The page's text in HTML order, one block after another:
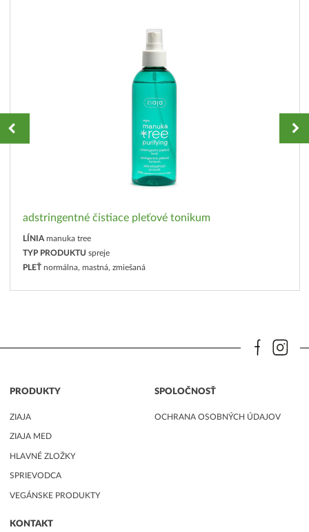
adstringentné čistiace pleťové tonikum
LÍNIA manuka tree
TYP PRODUKTU spreje
PLEŤ normálna, mastná, zmiešaná
PRODUKTY
ZIAJA
ZIAJA MED
HLAVNÉ ZLOŽKY
SPRIEVODCA
VEGÁNSKE PRODUKTY
SPOLOČNOSŤ
OCHRANA OSOBNÝCH ÚDAJOV
KONTAKT